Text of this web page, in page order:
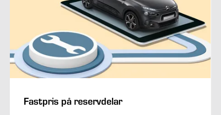
Fastpris på reservdelar